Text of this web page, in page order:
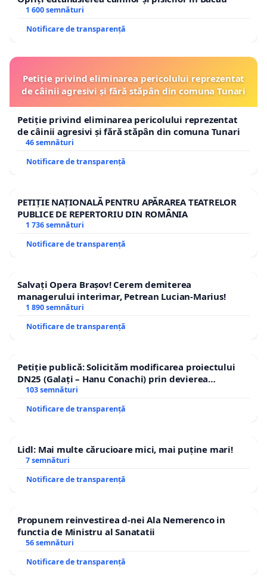
1 600 semnături
Notificare de transparență
Petiție privind eliminarea pericolului reprezentat
de câinii agresivi și fără stăpân din comuna Tunari
Petiție privind eliminarea pericolului reprezentat
de câinii agresivi și fără stăpân din comuna Tunari
46 semnături
Notificare de transparență
PETIȚIE NAȚIONALĂ PENTRU APĂRAREA TEATRELOR
PUBLICE DE REPERTORIU DIN ROMÂNIA
1 736 semnături
Notificare de transparență
Salvați Opera Brașov! Cerem demiterea
managerului interimar, Petrean Lucian-Marius!
1 890 semnături
Notificare de transparență
Petiție publică: Solicităm modificarea proiectului
DN25 (Galați – Hanu Conachi) prin devierea
traseului în afara localităților!
103 semnături
Notificare de transparență
Lidl: Mai multe cărucioare mici, mai puține mari!
7 semnături
Notificare de transparență
Propunem reinvestirea d-nei Ala Nemerenco in
functia de Ministru al Sanatatii
56 semnături
Notificare de transparență